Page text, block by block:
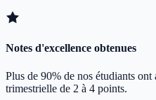
Notes d'excellence obtenues
Plus de 90% de nos étudiants
trimestrielle de 2 à 4 points.